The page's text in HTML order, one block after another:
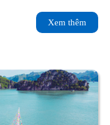
Xem thêm
thêm